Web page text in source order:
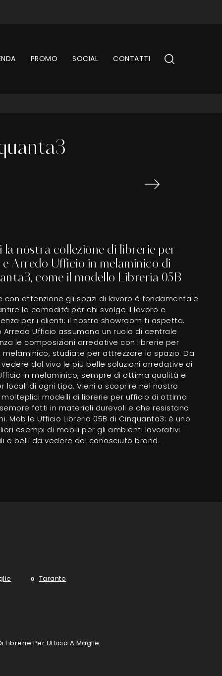
PROMO SOCIAL CONTATTI
la nostra collezione di librerie per
Arredo Ufficio in melaminico di
come il modello Libreria 05B
con attenzione gli spazi di lavoro è fondamentale
la comodità per chi svolge il lavoro e
per i clienti: il nostro showroom ti aspetta.
Arredo Ufficio assumono un ruolo di centrale
le composizioni arredative con librerie per
melaminico, studiate per attrezzare lo spazio. Da
dal vivo le più belle soluzioni arredative di
in melaminico, sempre di ottima qualità e
locali di ogni tipo. Vieni a scoprire nel nostro
modelli di librerie per ufficio di ottima
fatti in materiali durevoli e che resistano
Mobile Ufficio Libreria 05B di Cinquanta3: è uno
esempi di mobili per gli ambienti lavorativi
e belli da vedere del conosciuto brand.
Taranto
Librerie Per Ufficio A Maglie